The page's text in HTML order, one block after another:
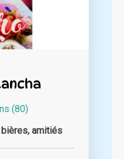
(80)
bières, amitiés